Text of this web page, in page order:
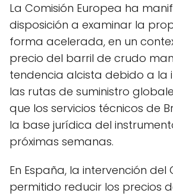
La Comisión Europea ha
disposición a examinar la
forma acelerada, en un
precio del barril de crudo
tendencia alcista debido a la
las rutas de suministro
que los servicios técnicos de
la base jurídica del
próximas semanas.
En España, la intervención del
permitido reducir los precios